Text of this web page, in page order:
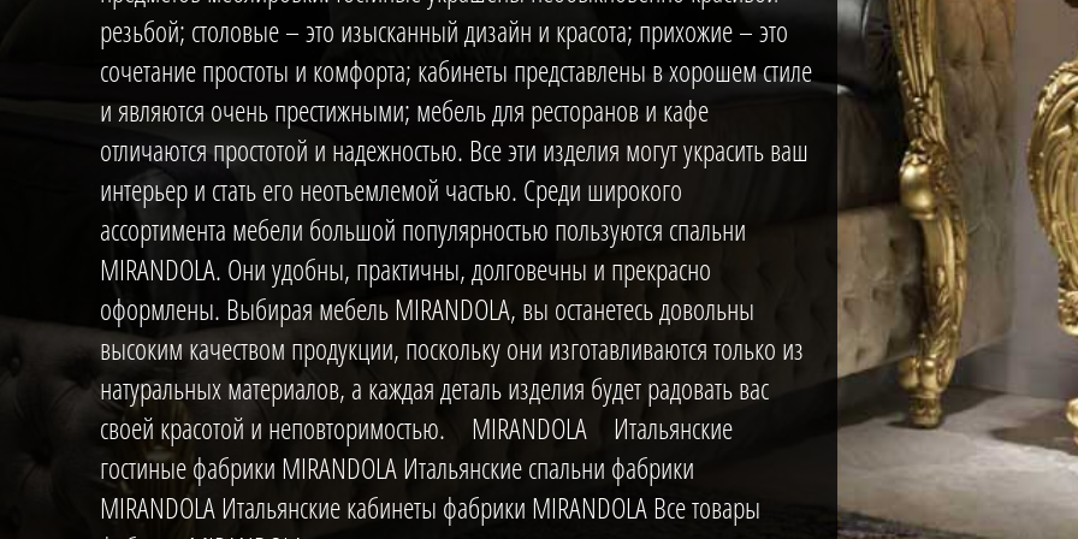
резьбой; столовые – это изысканный дизайн и красота; прихожие – это
сочетание простоты и комфорта; кабинеты представлены в хорошем стиле
и являются очень престижными; мебель для ресторанов и кафе
отличаются простотой и надежностью. Все эти изделия могут украсить ваш
интерьер и стать его неотъемлемой частью. Среди широкого
ассортимента мебели большой популярностью пользуются спальни
MIRANDOLA. Они удобны, практичны, долговечны и прекрасно
оформлены. Выбирая мебель MIRANDOLA, вы останетесь довольны
высоким качеством продукции, поскольку они изготавливаются только из
натуральных материалов, а каждая деталь изделия будет радовать вас
своей красотой и неповторимостью. MIRANDOLA Итальянские
гостиные фабрики MIRANDOLA Итальянские спальни фабрики
MIRANDOLA Итальянские кабинеты фабрики MIRANDOLA Все товары